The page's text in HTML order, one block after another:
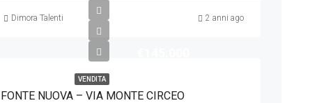
Dimora Talenti 2 anni ago
VENDITA
FONTE NUOVA – VIA MONTE CIRCEO